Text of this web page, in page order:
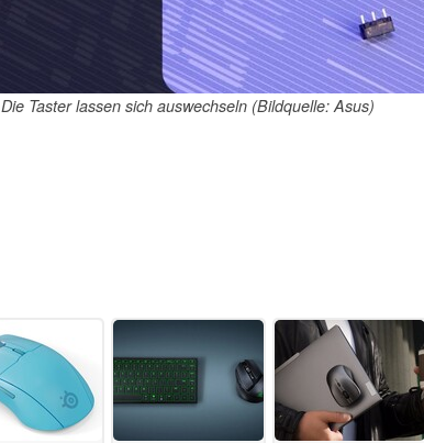
Die Taster lassen sich auswechseln (Bildquelle: Asus)